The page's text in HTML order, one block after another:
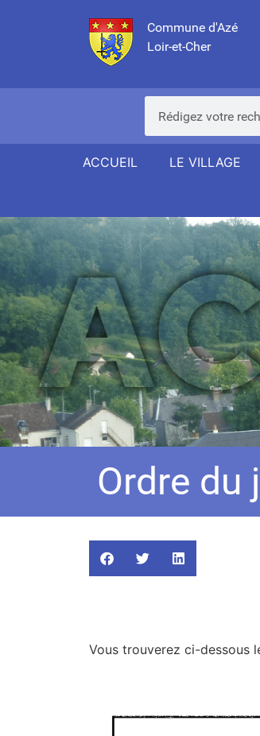
Commune d'Azé
Loir-et-Cher
ACCUEIL LE VILLAGE
Ordre du
Vous trouverez ci-dessous